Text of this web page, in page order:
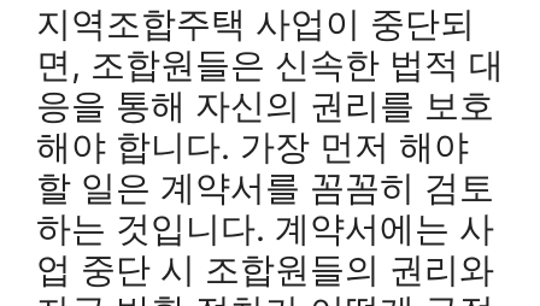
지역조합주택 사업이 중단되
면, 조합원들은 신속한 법적 대
응을 통해 자신의 권리를 보호
해야 합니다. 가장 먼저 해야
할 일은 계약서를 꼼꼼히 검토
하는 것입니다. 계약서에는 사
업 중단 시 조합원들의 권리와